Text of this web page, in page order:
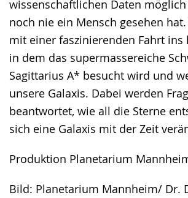
wissenschaftlichen Daten
noch nie ein Mensch gesehen
mit einer faszinierenden Fahrt ins
in dem das supermassereiche
Sagittarius A* besucht wird und
unsere Galaxis. Dabei werden
beantwortet, wie all die Sterne
sich eine Galaxis mit der Zeit
Produktion Planetarium
Bild: Planetarium Mannheim/ Dr.